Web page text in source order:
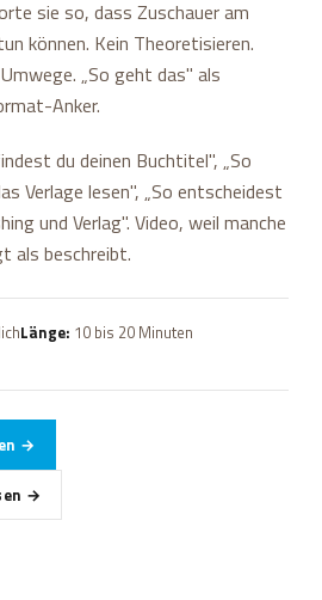
sie so, dass Zuschauer am
können. Kein Theoretisieren.
„So geht das" als
Anker.
du deinen Buchtitel", „So
Verlage lesen", „So entscheidest
und Verlag". Video, weil manche
als beschreibt.
Länge: 10 bis 20 Minuten
→
→